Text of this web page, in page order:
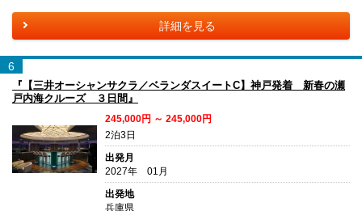
詳細を見る
6
『【三井オーシャンサクラ／ベランダスイートC】神戸発着 新春の瀬
戸内海クルーズ ３日間』
245,000円 ～ 245,000円
2泊3日
出発月
2027年 01月
出発地
兵庫県